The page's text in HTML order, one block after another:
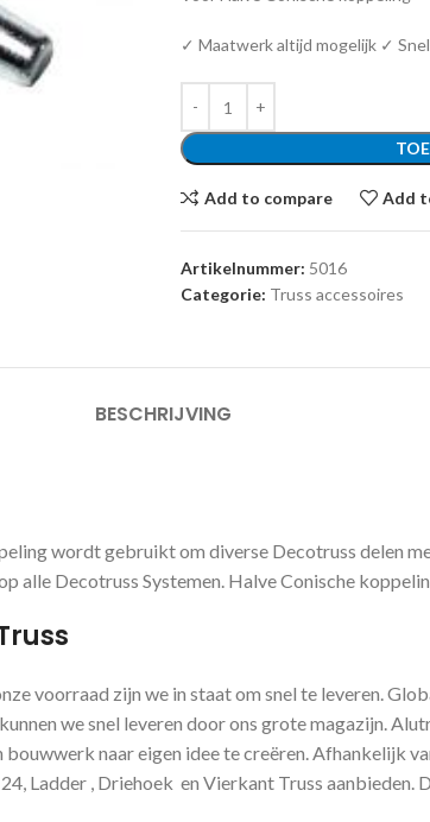
✓ Maatwerk altijd mogelijk ✓
Add to compare Add
Artikelnummer: 5016
Categorie: Truss accessoires
BESCHRIJVING
wordt gebruikt om diverse Decotruss delen
alle Decotruss Systemen. Halve Conische
voorraad zijn we in staat om snel te leveren.
we snel leveren door ons grote magazijn.
naar eigen idee te creëren. Afhankelijk
Ladder , Driehoek en Vierkant Truss aanbieden.